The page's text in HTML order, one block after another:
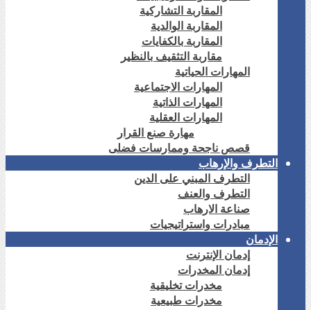
المقاربة التشاركية
المقاربة الوالدية
المقاربة بالكفايات
مقاربة التثقيف بالنظير
المهارات الحياتية
المهارات الاجتماعية
المهارات الذاتية
المهارات العقلية
مهارة صنع القرار
قصص ناجحة وممارسات فضلى
التطرف والإرهاب
التطرف المبني على الدين
التطرف والعنف
صناعة الارهاب
مبادرات واستراتيجيات
الإدمان
إدمان الإنترنت
إدمان المخدرات
مخدرات تخليقية
مخدرات طبيعية